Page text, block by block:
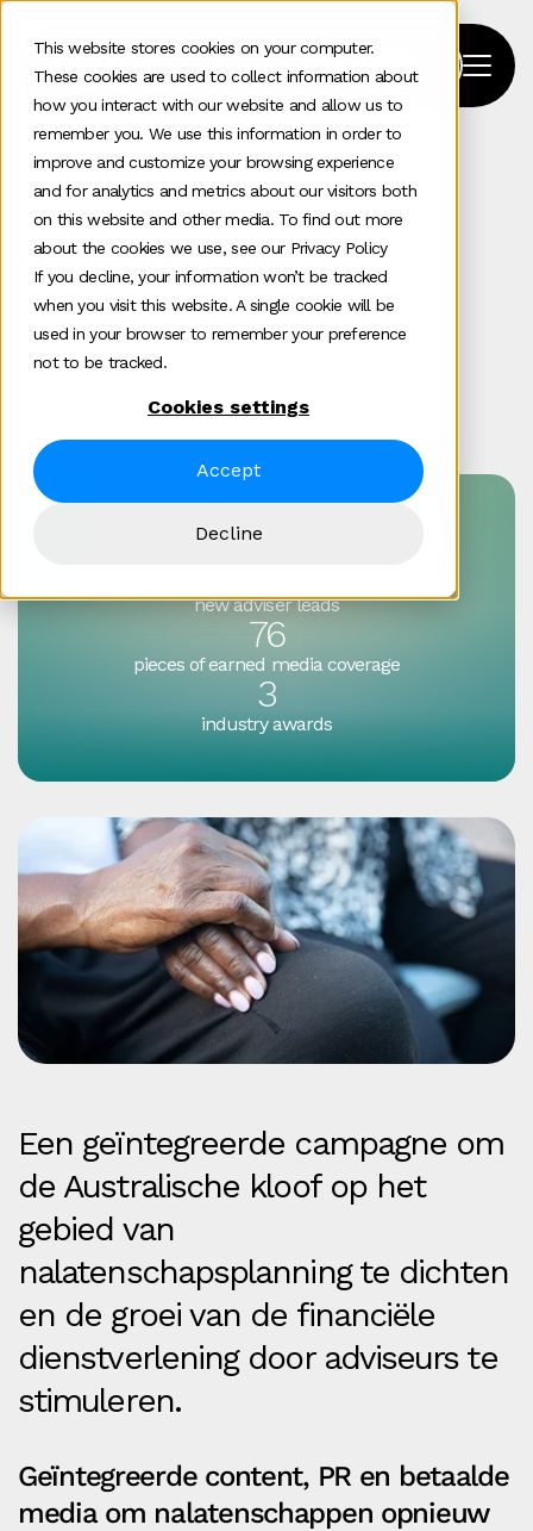
This website stores cookies on your computer.
These cookies are used to collect information about
how you interact with our website and allow us to
remember you. We use this information in order to
improve and customize your browsing experience
and for analytics and metrics about our visitors both
on this website and other media. To find out more
about the cookies we use, see our Privacy Policy
If you decline, your information won’t be tracked
when you visit this website. A single cookie will be
used in your browser to remember your preference
not to be tracked.
Cookies settings
Accept
Decline
Home Generation Life
Generation Life
Communications
Paid social
PR and influencer relations
Success by numbers
new adviser leads
76
pieces of earned media coverage
3
industry awards
Een geïntegreerde campagne om
de Australische kloof op het
gebied van
nalatenschapsplanning te dichten
en de groei van de financiële
dienstverlening door adviseurs te
stimuleren.
Geïntegreerde content, PR en betaalde
media om nalatenschappen opnieuw